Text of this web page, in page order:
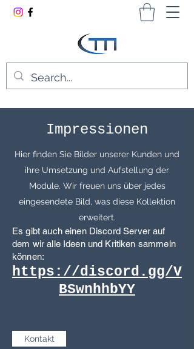
Impressionen
Hier finden Sie Bilder unserer Kunden und
ihre Umsetzung und Aufstellung der
Module. Wir freuen uns über jedes
eingesendete Bild, was diese Kollektion
erweitert.
Es gibt auch einen Discord Server auf
dem wir alle Ideen und Kritiken sammeln
können:
https://discord.gg/V
BSwnhhbYY
Kontakt